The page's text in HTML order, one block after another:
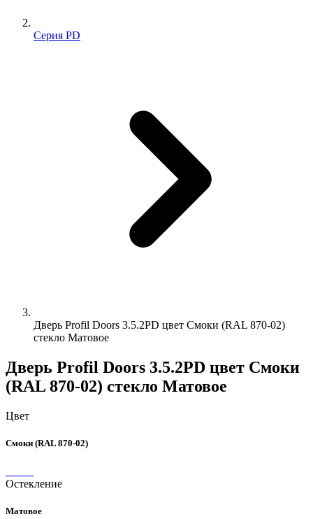
Серия PD
Дверь Profil Doors 3.5.2PD цвет Смоки (RAL 870-02)
стекло Матовое
Дверь Profil Doors 3.5.2PD цвет Смоки
(RAL 870-02) стекло Матовое
Цвет
Смоки (RAL 870-02)
Остекление
Матовое